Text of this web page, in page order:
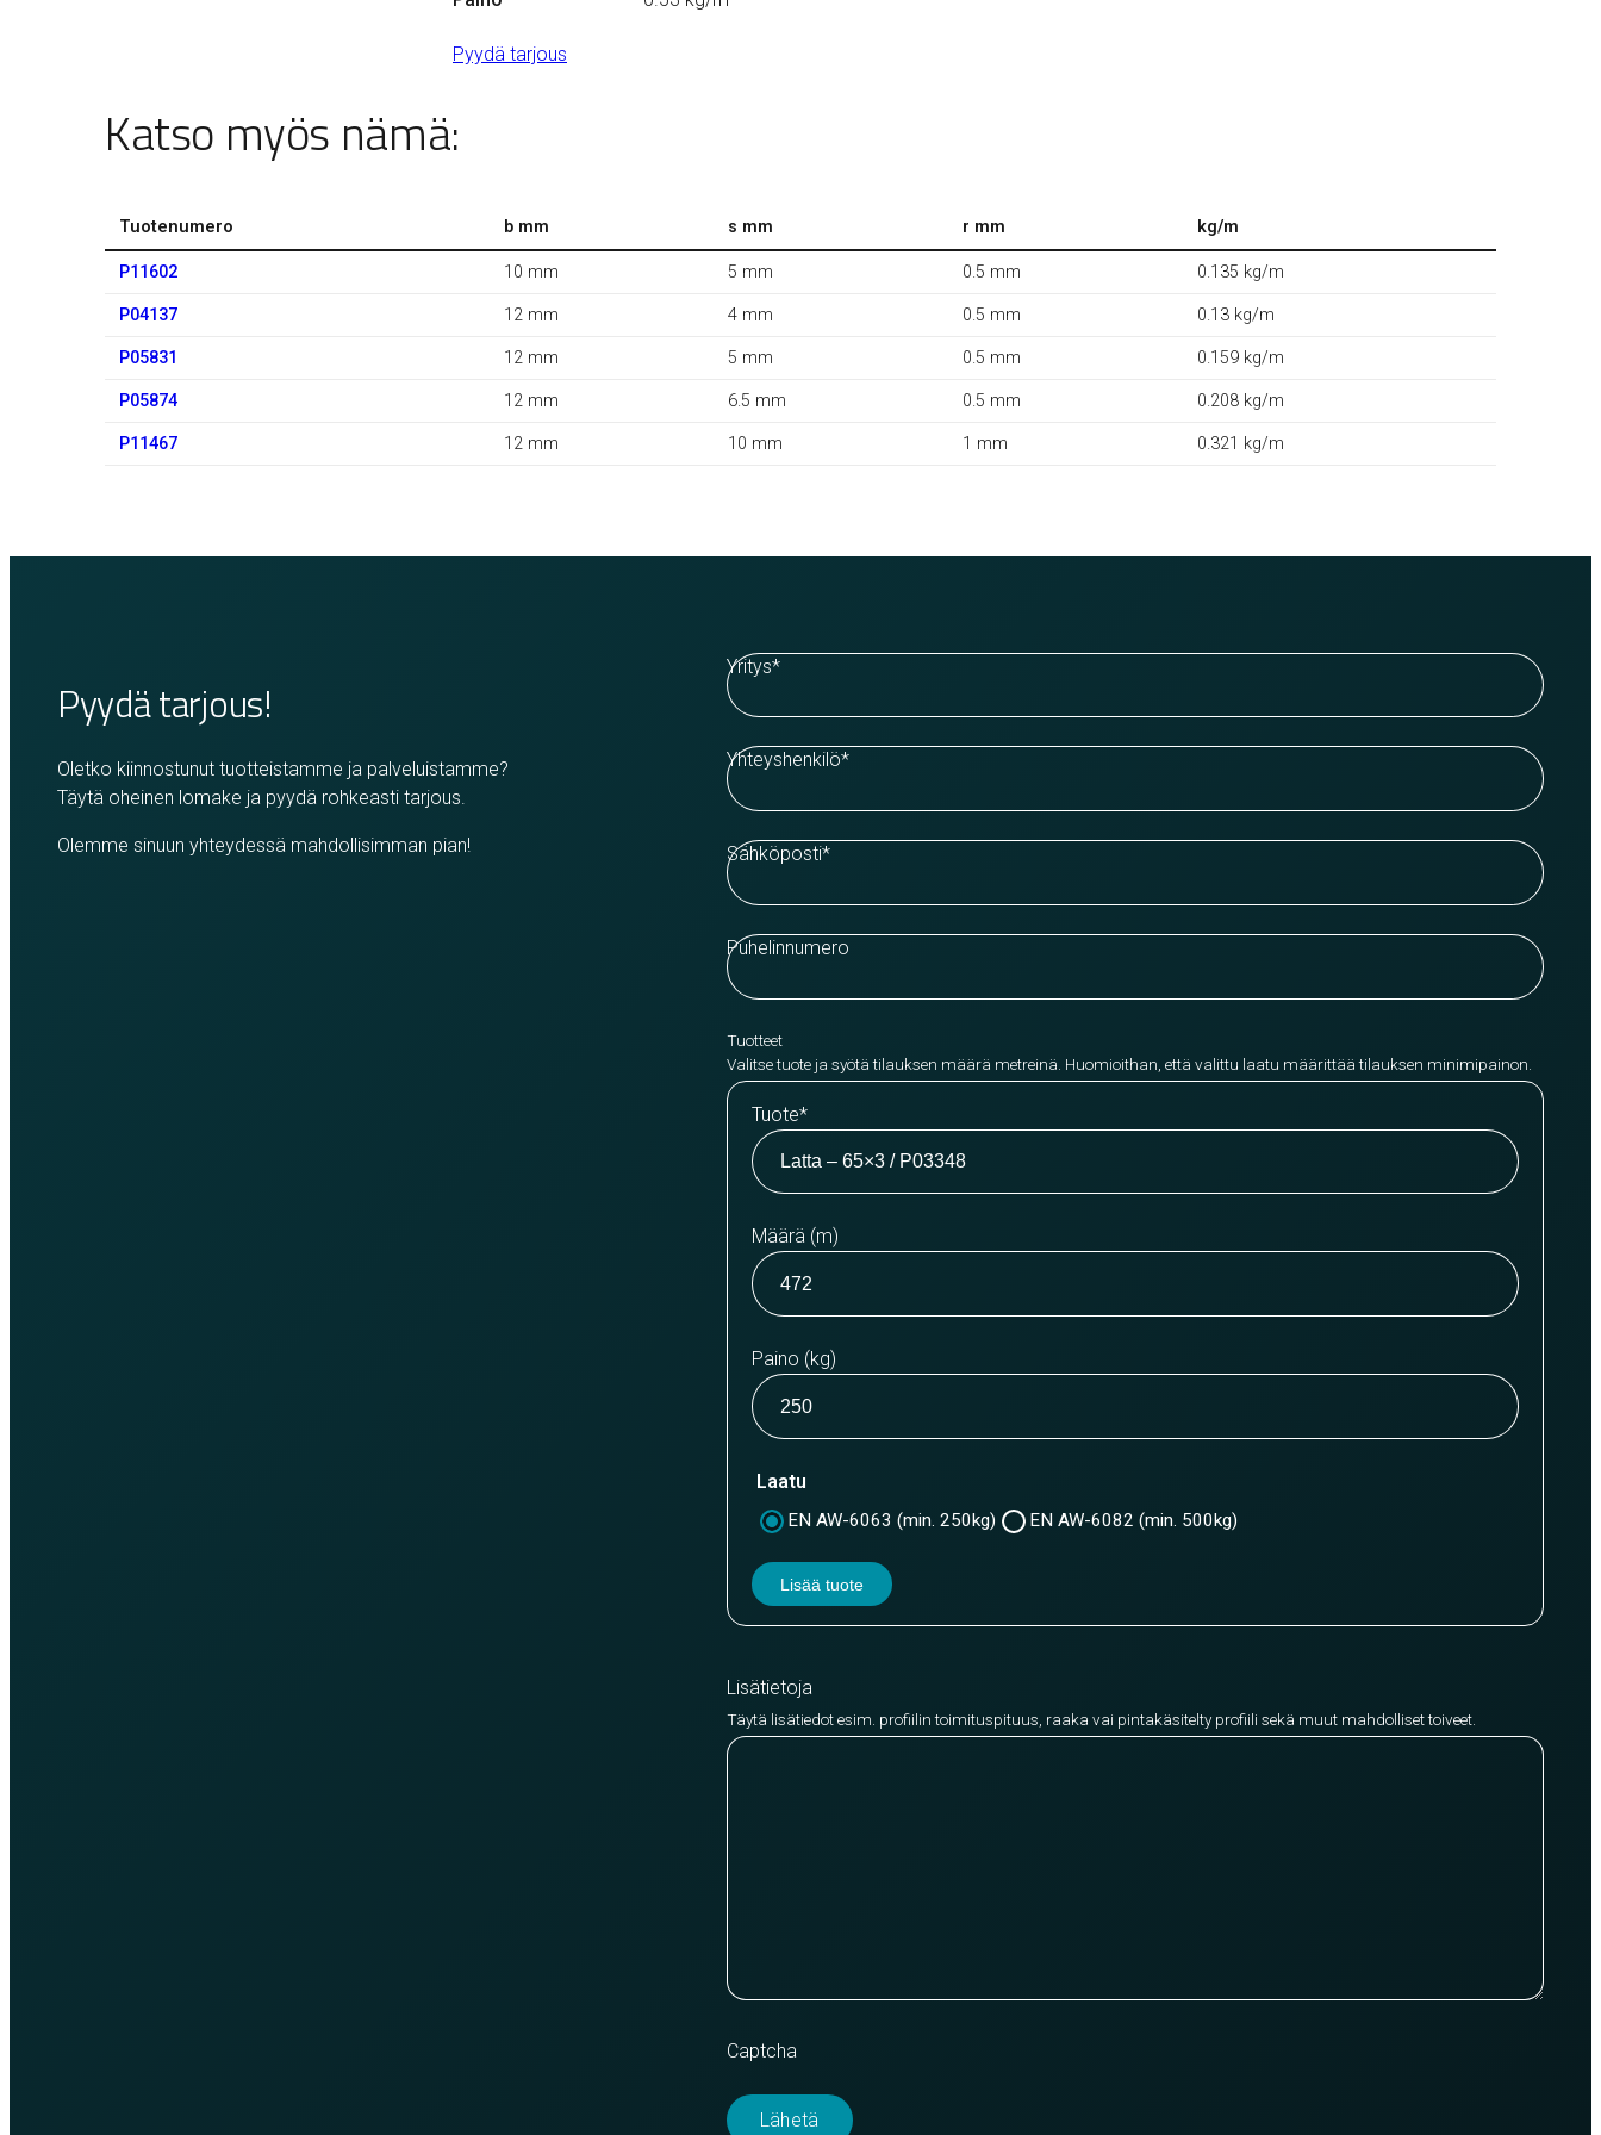
Pyydä tarjous
Katso myös nämä:
Tuotenumero b mm s mm r mm kg/m
P11602 10 mm 5 mm 0.5 mm 0.135 kg/m
P04137 12 mm 4 mm 0.5 mm 0.13 kg/m
P05831 12 mm 5 mm 0.5 mm 0.159 kg/m
P05874 12 mm 6.5 mm 0.5 mm 0.208 kg/m
P11467 12 mm 10 mm 1 mm 0.321 kg/m
Pyydä tarjous!
Oletko kiinnostunut tuotteistamme ja palveluistamme?
Täytä oheinen lomake ja pyydä rohkeasti tarjous.
Olemme sinuun yhteydessä mahdollisimman pian!
Yritys*
Yhteyshenkilö*
Sähköposti*
Puhelinnumero
Tuotteet
Valitse tuote ja syötä tilauksen määrä metreinä. Huomioithan, että valittu laatu määrittää tilauksen minimipainon.
Tuote*
Määrä (m)
Paino (kg)
Laatu
EN AW-6063 (min. 250kg) EN AW-6082 (min. 500kg)
Lisää tuote
Lisätietoja
Täytä lisätiedot esim. profiilin toimituspituus, raaka vai pintakäsitelty profiili sekä muut mahdolliset toiveet.
Captcha